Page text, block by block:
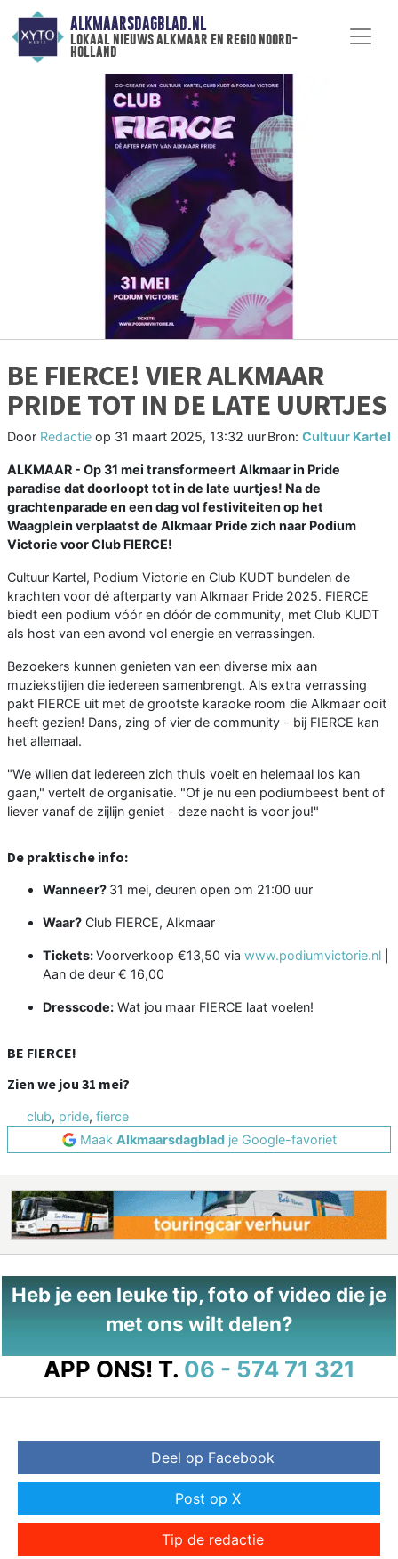
ALKMAARSDAGBLAD.NL
lokaal nieuws alkmaar en regio noord-
holland
BE FIERCE! VIER ALKMAAR
PRIDE TOT IN DE LATE UURTJES
Door Redactie op 31 maart 2025, 13:32 uurBron: Cultuur Kartel
ALKMAAR - Op 31 mei transformeert Alkmaar in Pride
paradise dat doorloopt tot in de late uurtjes! Na de
grachtenparade en een dag vol festiviteiten op het
Waagplein verplaatst de Alkmaar Pride zich naar Podium
Victorie voor Club FIERCE!
Cultuur Kartel, Podium Victorie en Club KUDT bundelen de
krachten voor dé afterparty van Alkmaar Pride 2025. FIERCE
biedt een podium vóór en dóór de community, met Club KUDT
als host van een avond vol energie en verrassingen.
Bezoekers kunnen genieten van een diverse mix aan
muziekstijlen die iedereen samenbrengt. Als extra verrassing
pakt FIERCE uit met de grootste karaoke room die Alkmaar ooit
heeft gezien! Dans, zing of vier de community - bij FIERCE kan
het allemaal.
"We willen dat iedereen zich thuis voelt en helemaal los kan
gaan," vertelt de organisatie. "Of je nu een podiumbeest bent of
liever vanaf de zijlijn geniet - deze nacht is voor jou!"
De praktische info:
Wanneer? 31 mei, deuren open om 21:00 uur
Waar? Club FIERCE, Alkmaar
Tickets:Voorverkoop €13,50 via www.podiumvictorie.nl
Aan de deur € 16,00
Dresscode: Wat jou maar FIERCE laat voelen!
BE FIERCE!
Zien we jou 31 mei?
club, pride, fierce
Maak Alkmaarsdagbladje Google-favoriet
Heb je een leuke tip, foto of video die je
met ons wilt delen?
APP ONS! T. 06 - 574 71 321
Deel op Facebook
Post op X
Tip de redactie